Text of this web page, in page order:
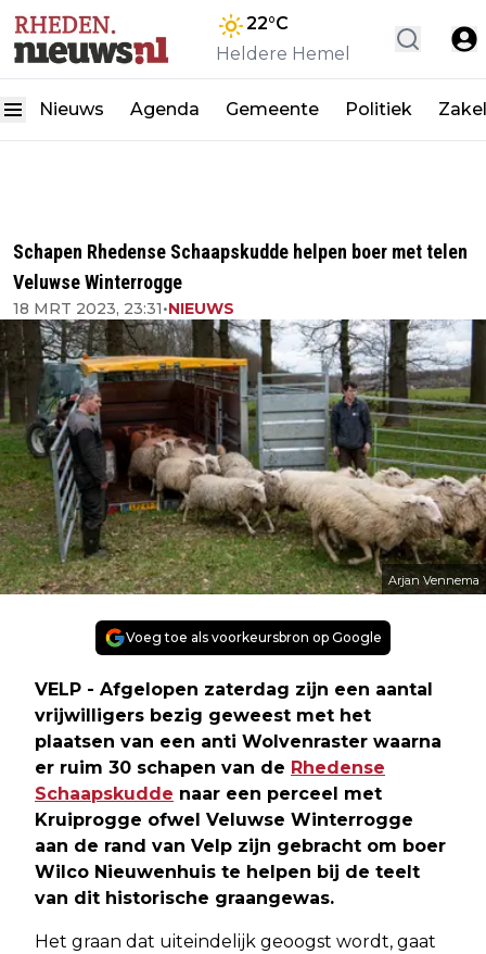
22°C
Heldere Hemel
Nieuws Agenda Gemeente Politiek
Schapen Rhedense Schaapskudde helpen boer met telen
Veluwse Winterrogge
18 MRT 2023, 23:31•NIEUWS
Arjan Vennema
Voeg toe als voorkeursbron op Google
VELP - Afgelopen zaterdag zijn een aantal
vrijwilligers bezig geweest met het
plaatsen van een anti Wolvenraster waarna
er ruim 30 schapen van de Rhedense
Schaapskudde naar een perceel met
Kruiprogge ofwel Veluwse Winterrogge
aan de rand van Velp zijn gebracht om boer
Wilco Nieuwenhuis te helpen bij de teelt
van dit historische graangewas.
Het graan dat uiteindelijk geoogst wordt, gaat